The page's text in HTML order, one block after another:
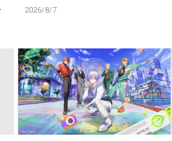
2026/8/7